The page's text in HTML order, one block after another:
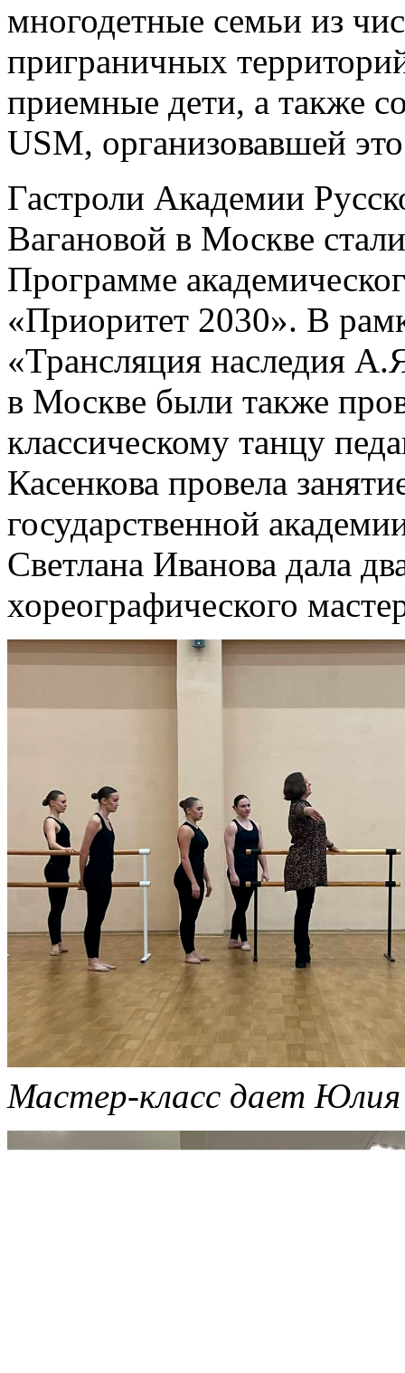
многодетные семьи из
приграничных
приемные дети, а также
USM, организовавшей
Гастроли Академии
Вагановой в Москве
Программе
«Приоритет 2030». В
«Трансляция наследия
в Москве были также
классическому танцу
Касенкова провела
государственной
Светлана Иванова дала
хореографического
Мастер-класс дает Юлия